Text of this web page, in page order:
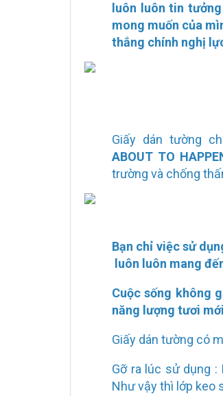
luôn luôn tin
mong muốn của
thắng chính nghị
Giấy dán tường
ABOUT TO
trường và chống
Bạn chỉ việc sử
luôn luôn mang
Cuộc sống không
năng lượng tươi mới
Giấy dán tường có
Gỡ ra lúc sử dụng
Như vậy thì lớp keo